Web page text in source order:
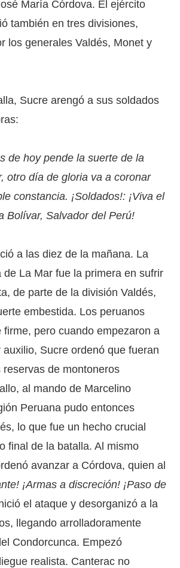
María Córdova. El ejército
también en tres divisiones,
los generales Valdés, Monet y
Sucre arengó a sus soldados
de hoy pende la suerte de la
otro día de gloria va a coronar
constancia. ¡Soldados!: ¡Viva el
Bolívar, Salvador del Perú!
a las diez de la mañana. La
de La Mar fue la primera en sufrir
de parte de la división Valdés,
embestida. Los peruanos
firme, pero cuando empezaron a
Sucre ordenó que fueran
de montoneros
al mando de Marcelino
Peruana pudo entonces
lo que fue un hecho crucial
final de la batalla. Al mismo
avanzar a Córdova, quien al
¡Armas a discreción! ¡Paso de
el ataque y desorganizó a la
llegando arrolladoramente
Condorcunca. Empezó
realista. Canterac no